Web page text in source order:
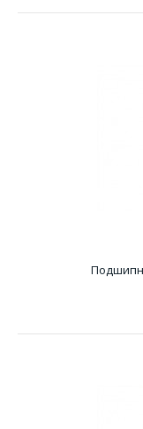
Подшипник